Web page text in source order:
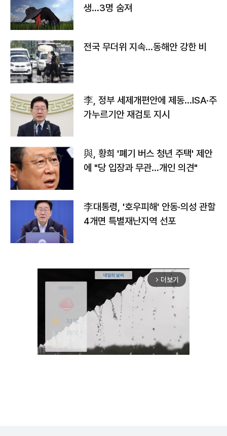
생…3명 숨져
전국 무더위 지속…동해안 강한 비
李, 정부 세제개편안에 제동…ISA·주
가누르기안 재검토 지시
與, 황희 '폐기 버스 청년 주택' 제안
에 "당 입장과 무관…개인 의견"
李대통령, '호우피해' 안동·의성 관할
4개면 특별재난지역 선포
arrow_forward_ios 더보기